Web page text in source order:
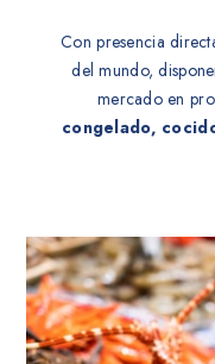
Con presencia
del mundo,
mercado en
congelado,